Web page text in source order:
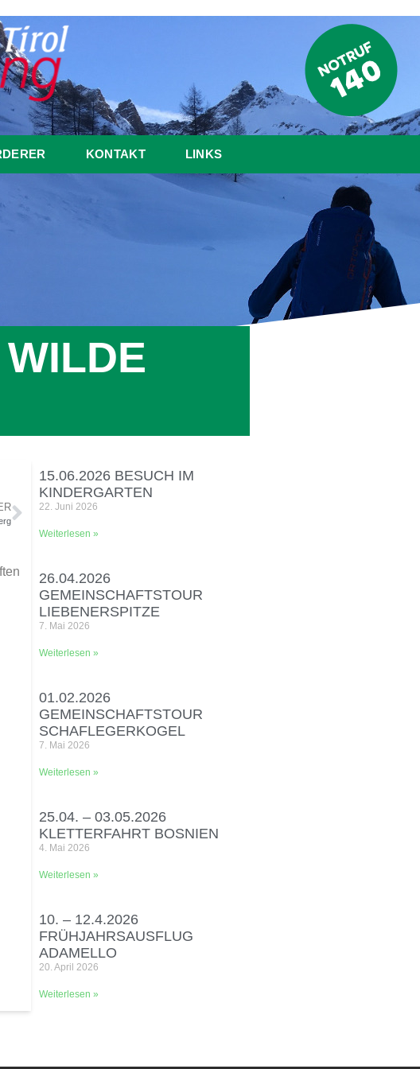
KONTAKT LINKS
15.06.2026 BESUCH IM
KINDERGARTEN
22. Juni 2026
Weiterlesen »
26.04.2026
GEMEINSCHAFTSTOUR
LIEBENERSPITZE
7. Mai 2026
Weiterlesen »
01.02.2026
GEMEINSCHAFTSTOUR
SCHAFLEGERKOGEL
7. Mai 2026
Weiterlesen »
25.04. – 03.05.2026
KLETTERFAHRT BOSNIEN
4. Mai 2026
Weiterlesen »
10. – 12.4.2026
FRÜHJAHRSAUSFLUG
ADAMELLO
20. April 2026
Weiterlesen »